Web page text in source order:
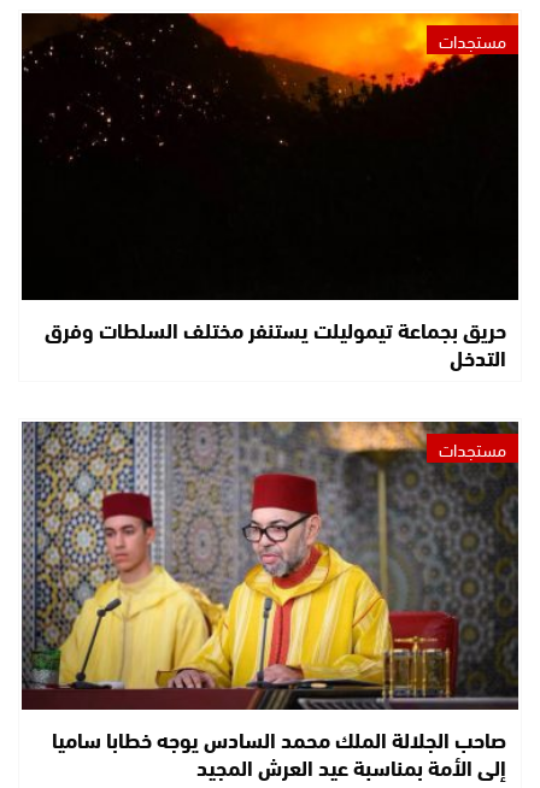
مستجدات
حريق بجماعة تيموليلت يستنفر مختلف السلطات وفرق
التدخل
مستجدات
صاحب الجلالة الملك محمد السادس يوجه خطابا ساميا
إلى الأمة بمناسبة عيد العرش المجيد